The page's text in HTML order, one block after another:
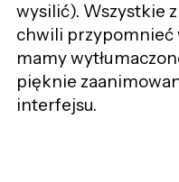
wysilić). Wszystkie
chwili przypomnieć
mamy
pięknie
interfejsu.